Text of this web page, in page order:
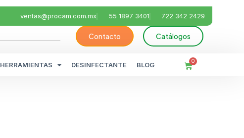
ventas@procam.com.mx 55 1897 3401 722 342 2429
Contacto Catálogos
HERRAMIENTAS DESINFECTANTE BLOG 0